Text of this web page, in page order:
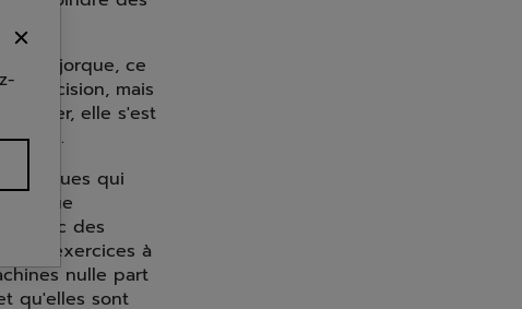
à Majorque, ce
décision, mais
elle s'est
prise.
qui
en vue
avec des
les exercices à
nulle part
qu'elles sont